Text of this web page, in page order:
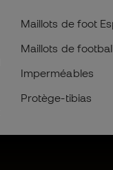
Maillots de foot
Maillots de
Imperméables
Protège-tibias